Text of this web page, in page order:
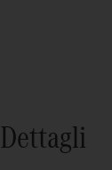
Dettagli